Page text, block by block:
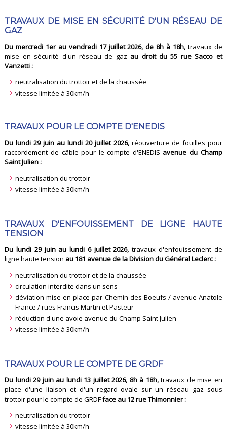
TRAVAUX DE MISE EN SÉCURITÉ D'UN RÉSEAU DE
GAZ
Du mercredi 1er au vendredi 17 juillet 2026, de 8h à 18h, travaux de
mise en sécurité d'un réseau de gaz au droit du 55 rue Sacco et
Vanzetti :
neutralisation du trottoir et de la chaussée
vitesse limitée à 30km/h
TRAVAUX POUR LE COMPTE D'ENEDIS
Du lundi 29 juin au lundi 20 juillet 2026,réouverture de fouilles pour
raccordement de câble pour le compte d'ENEDIS avenue du Champ
Saint Julien :
neutralisation du trottoir
vitesse limitée à 30km/h
TRAVAUX D'ENFOUISSEMENT DE LIGNE HAUTE
TENSION
Du lundi 29 juin au lundi 6 juillet 2026, travaux d'enfouissement de
ligne haute tension au 181 avenue de la Division du Général Leclerc :
neutralisation du trottoir et de la chaussée
circulation interdite dans un sens
déviation mise en place par Chemin des Boeufs / avenue Anatole
France / rues Francis Martin et Pasteur
réduction d'une avoie avenue du Champ Saint Julien
vitesse limitée à 30km/h
TRAVAUX POUR LE COMPTE DE GRDF
Du lundi 29 juin au lundi 13 juillet 2026, 8h à 18h,travaux de mise en
place d'une liaison et d'un regard ovale sur un réseau gaz sous
trottoir pour le compte de GRDFface au 12 rue Thimonnier :
neutralisation du trottoir
vitesse limitée à 30km/h